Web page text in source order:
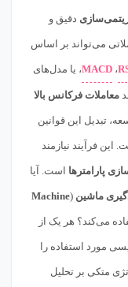
دقیق و
می‌تواند بر اساس
، MACD، یا مدل‌های
معاملات فرکانس بالا
تبدیل این قوانین
فرآیند نیازمند
پارامترها است. آیا
ماشین (
Machine
می‌کند؟ هر یک از
مورد استفاده را
متکی بر تحلیل